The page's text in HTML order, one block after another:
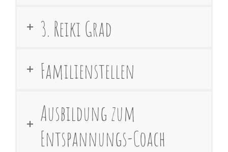
3. Reiki Grad
Familienstellen
Ausbildung zum
Entspannungs-Coach